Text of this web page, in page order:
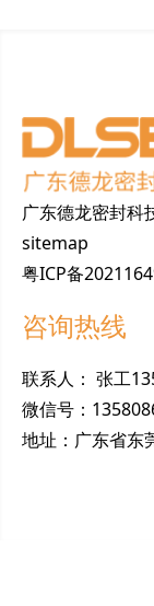
广东德龙密封
sitemap
粤ICP备
咨询热线
联系人 ： 张工
微信号 ：
地址 ： 广东省东